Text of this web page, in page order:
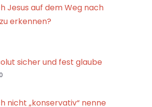
Jesus auf dem Weg nach
erkennen?
sicher und fest glaube
nicht „konservativ“ nenne